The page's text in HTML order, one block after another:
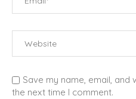
Save my name, email,
the next time I comment.